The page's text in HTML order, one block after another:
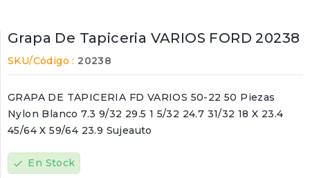
Grapa De Tapiceria VARIOS FORD 20238
SKU/Código : 20238
GRAPA DE TAPICERIA FD VARIOS 50-22 50 Piezas
Nylon Blanco 7.3 9/32 29.5 1 5/32 24.7 31/32 18 X 23.4
45/64 X 59/64 23.9 Sujeauto
check En Stock